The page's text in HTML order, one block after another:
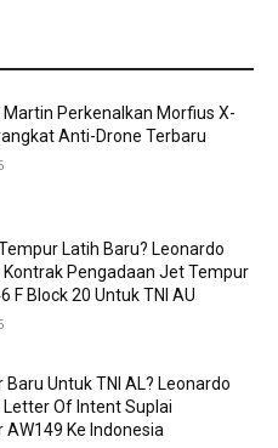
Martin Perkenalkan Morfius X-
Anti-Drone Terbaru
Latih Baru? Leonardo
Kontrak Pengadaan Jet Tempur
F Block 20 Untuk TNI AU
Baru Untuk TNI AL? Leonardo
Letter Of Intent Suplai
AW149 Ke Indonesia